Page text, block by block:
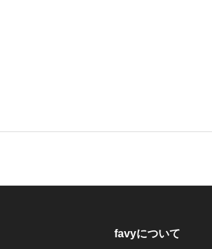
favyについて